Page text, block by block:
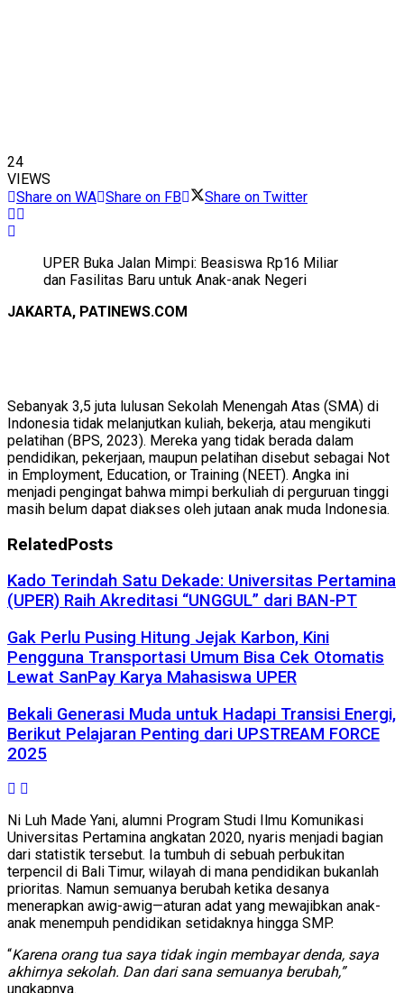
24
VIEWS
Share on WA Share on FB Share on Twitter
UPER Buka Jalan Mimpi: Beasiswa Rp16 Miliar
dan Fasilitas Baru untuk Anak-anak Negeri
JAKARTA, PATINEWS.COM
Sebanyak 3,5 juta lulusan Sekolah Menengah Atas (SMA) di
Indonesia tidak melanjutkan kuliah, bekerja, atau mengikuti
pelatihan (BPS, 2023). Mereka yang tidak berada dalam
pendidikan, pekerjaan, maupun pelatihan disebut sebagai Not
in Employment, Education, or Training (NEET). Angka ini
menjadi pengingat bahwa mimpi berkuliah di perguruan tinggi
masih belum dapat diakses oleh jutaan anak muda Indonesia.
RelatedPosts
Kado Terindah Satu Dekade: Universitas Pertamina
(UPER) Raih Akreditasi “UNGGUL” dari BAN-PT
Gak Perlu Pusing Hitung Jejak Karbon, Kini
Pengguna Transportasi Umum Bisa Cek Otomatis
Lewat SanPay Karya Mahasiswa UPER
Bekali Generasi Muda untuk Hadapi Transisi Energi,
Berikut Pelajaran Penting dari UPSTREAM FORCE
2025
Ni Luh Made Yani, alumni Program Studi Ilmu Komunikasi
Universitas Pertamina angkatan 2020, nyaris menjadi bagian
dari statistik tersebut. Ia tumbuh di sebuah perbukitan
terpencil di Bali Timur, wilayah di mana pendidikan bukanlah
prioritas. Namun semuanya berubah ketika desanya
menerapkan awig-awig—aturan adat yang mewajibkan anak-
anak menempuh pendidikan setidaknya hingga SMP.
“Karena orang tua saya tidak ingin membayar denda, saya
akhirnya sekolah. Dan dari sana semuanya berubah,”
ungkapnya.